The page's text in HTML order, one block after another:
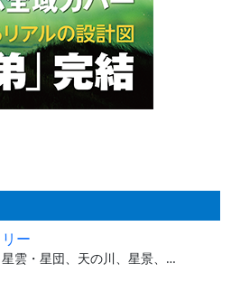
ー
雲・星団、天の川、星景、…